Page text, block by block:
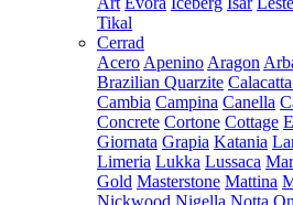
Tikal
Cerrad
Acero Apenino Aragon
Brazilian Quarzite
Cambia Campina Canella
Concrete Cortone Cottage
Giornata Grapia Katania
Limeria Lukka Lussaca
Gold Masterstone Mattina